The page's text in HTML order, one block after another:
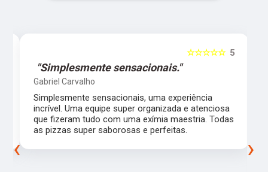
5
☆☆☆☆☆
"Simplesmente sensacionais."
Gabriel Carvalho
Simplesmente sensacionais, uma experiência
incrível. Uma equipe super organizada e atenciosa
que fizeram tudo com uma exímia maestria. Todas
as pizzas super saborosas e perfeitas.
‹ ›